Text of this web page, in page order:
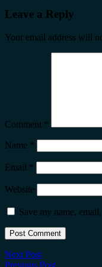
Leave a Reply
Your email address will
Comment *
Name *
Email *
Website
Save my name,
Next Post
Previous Post